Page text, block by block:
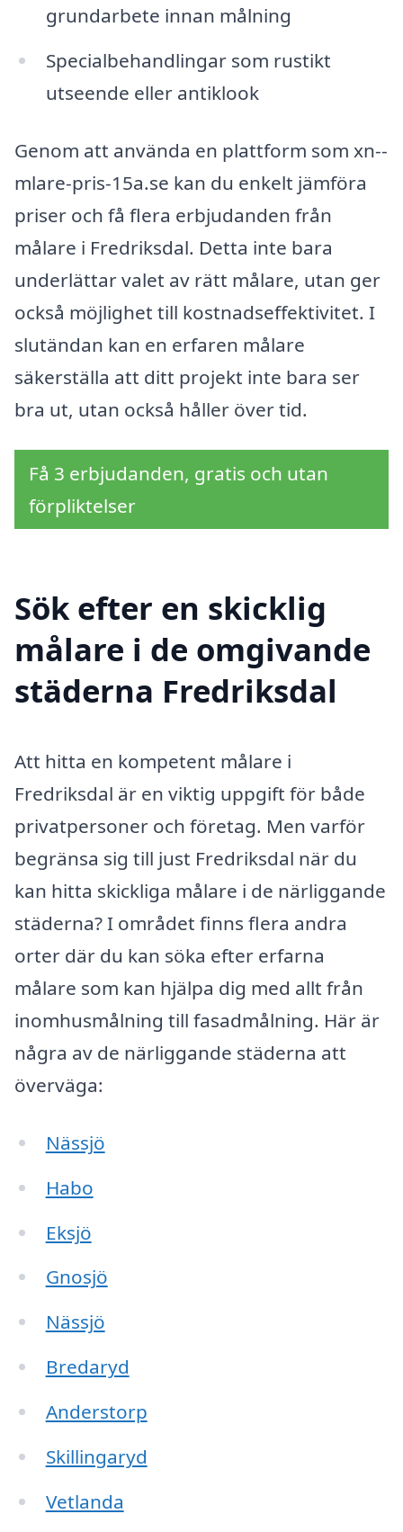
grundarbete innan målning
Specialbehandlingar som rustikt
utseende eller antiklook
Genom att använda en plattform som xn--
mlare-pris-15a.se kan du enkelt jämföra
priser och få flera erbjudanden från
målare i Fredriksdal. Detta inte bara
underlättar valet av rätt målare, utan ger
också möjlighet till kostnadseffektivitet. I
slutändan kan en erfaren målare
säkerställa att ditt projekt inte bara ser
bra ut, utan också håller över tid.
Få 3 erbjudanden, gratis och utan
förpliktelser
Sök efter en skicklig
målare i de omgivande
städerna Fredriksdal
Att hitta en kompetent målare i
Fredriksdal är en viktig uppgift för både
privatpersoner och företag. Men varför
begränsa sig till just Fredriksdal när du
kan hitta skickliga målare i de närliggande
städerna? I området finns flera andra
orter där du kan söka efter erfarna
målare som kan hjälpa dig med allt från
inomhusmålning till fasadmålning. Här är
några av de närliggande städerna att
överväga:
Nässjö
Habo
Eksjö
Gnosjö
Nässjö
Bredaryd
Anderstorp
Skillingaryd
Vetlanda